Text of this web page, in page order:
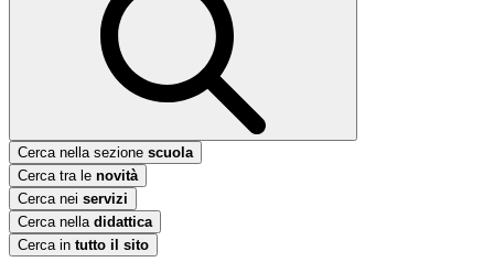
Cerca nella sezione scuola
Cerca tra le novità
Cerca nei servizi
Cerca nella didattica
Cerca in tutto il sito